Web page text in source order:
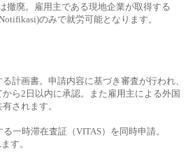
撤廃。雇用主である現地企業が取得する
のみで就労可能となります。
計画書。申請内容に基づき審査が行われ、
ら2日以内に承認。また雇用主による外国
されます。
一時滞在査証（VITAS）を同時申請。
す。